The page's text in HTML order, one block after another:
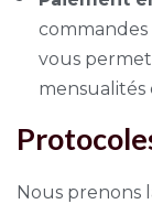
commandes
vous
mensualités
Nous prenons